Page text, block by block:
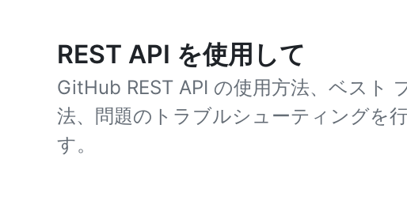
REST API を使用して
GitHub REST API の使用方法、ベスト
法、問題のトラブルシューティングを
す。